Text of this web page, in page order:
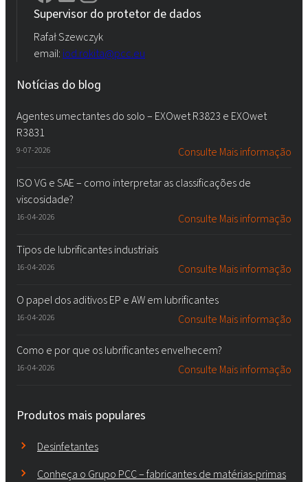
Supervisor do protetor de dados
Rafał Szewczyk
email: iod.rokita@pcc.eu
Notícias do blog
Agentes umectantes do solo – EXOwet R3823 e EXOwet
R3831
9-07-2026 Consulte Mais informação
ISO VG e SAE – como interpretar as classificações de
viscosidade?
16-04-2026 Consulte Mais informação
Tipos de lubrificantes industriais
16-04-2026 Consulte Mais informação
O papel dos aditivos EP e AW em lubrificantes
16-04-2026 Consulte Mais informação
Como e por que os lubrificantes envelhecem?
16-04-2026 Consulte Mais informação
Produtos mais populares
Desinfetantes
Conheça o Grupo PCC – fabricantes de matérias-primas